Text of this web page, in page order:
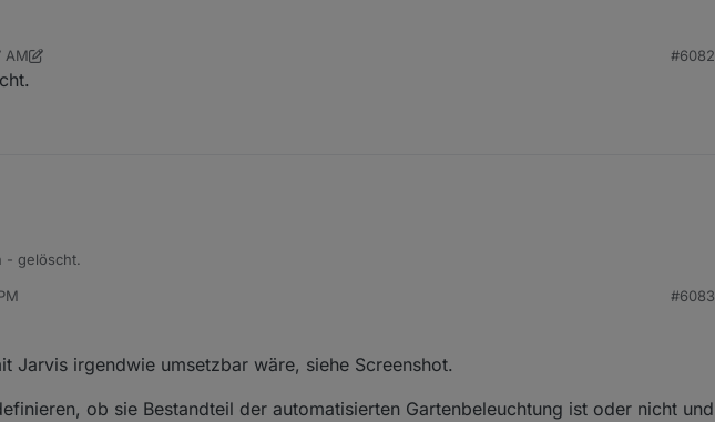
AM
2022, 8:53 AM
#6082
- gelöscht.
#6083
Jarvis irgendwie umsetzbar wäre, siehe Screenshot.
ob sie Bestandteil der automatisierten Gartenbeleuchtung ist oder nicht und